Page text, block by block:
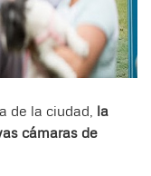
de la ciudad, la
cámaras de